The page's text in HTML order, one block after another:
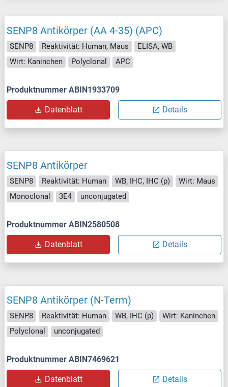
SENP8 Antikörper (AA 4-35) (APC)
SENP8 Reaktivität: Human, Maus
ELISA, WB
Wirt: Kaninchen
Polyclonal APC
Produktnummer ABIN1933709
Datenblatt Details
SENP8 Antikörper
SENP8 Reaktivität: Human WB, IHC, IHC (p)
Wirt: Maus
Monoclonal
3E4 unconjugated
Produktnummer ABIN2580508
Datenblatt Details
SENP8 Antikörper (N-Term)
SENP8 Reaktivität: Human WB, IHC (p)
Wirt: Kaninchen
Polyclonal
unconjugated
Produktnummer ABIN7469621
Datenblatt Details